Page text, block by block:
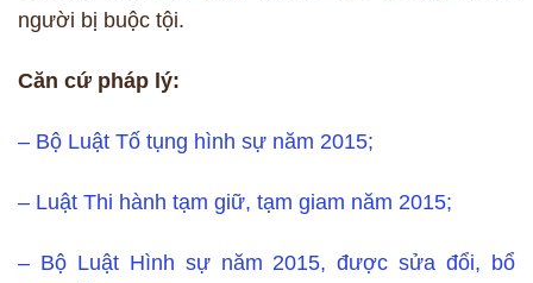
người bị buộc tội.
Căn cứ pháp lý:
– Bộ Luật Tố tụng hình sự năm 2015;
– Luật Thi hành tạm giữ, tạm giam năm 2015;
– Bộ Luật Hình sự năm 2015, được sửa đổi, bổ